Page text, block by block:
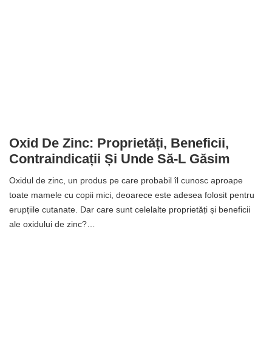
Oxid De Zinc: Proprietăți, Beneficii,
Contraindicații Și Unde Să-L Găsim
Oxidul de zinc, un produs pe care probabil îl cunosc aproape
toate mamele cu copii mici, deoarece este adesea folosit pentru
erupțiile cutanate. Dar care sunt celelalte proprietăți și beneficii
ale oxidului de zinc?…